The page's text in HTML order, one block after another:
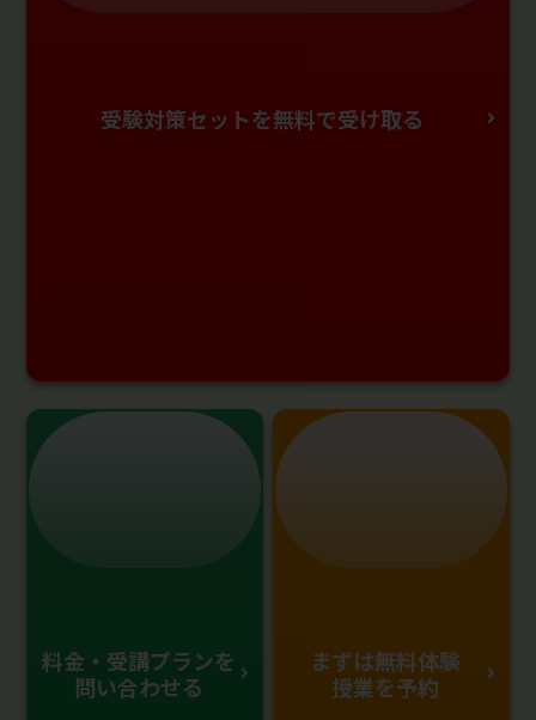
受験対策セットを無料で受け取る
料金・受講プランを
問い合わせる
まずは無料体験
授業を予約